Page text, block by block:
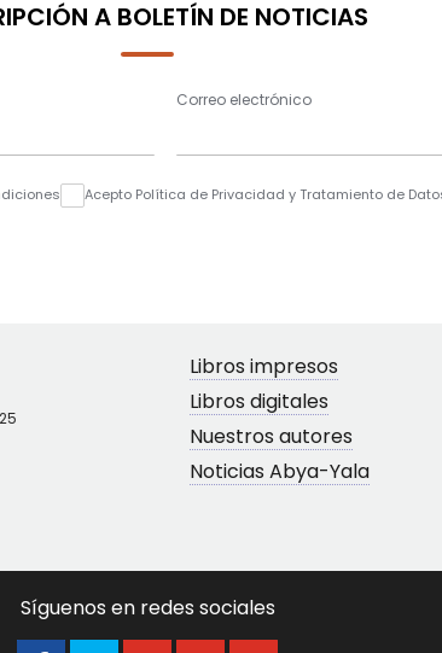
A BOLETÍN DE NOTICIAS
Correo electrónico
Acepto Política de Privacidad y Tratamiento de
Libros impresos
Libros digitales
Nuestros autores
Noticias Abya-Yala
Síguenos en redes sociales